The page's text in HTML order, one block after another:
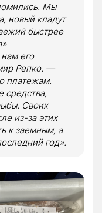
Мы
новый кладут
быстрее
его
Репко. —
платежам.
Своих
из-за этих
к заемным, а
год».